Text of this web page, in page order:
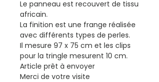
Le panneau est recouvert de tissu
africain.
La finition est une frange réalisée
avec différents types de perles.
Il mesure 97 x 75 cm et les clips
pour la tringle mesurent 10 cm.
Article prêt à envoyer
Merci de votre visite